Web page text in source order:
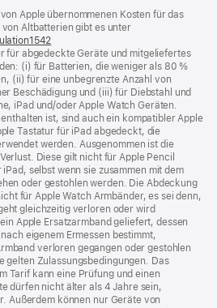
Apple übernommenen Kosten für das
Altbatterien gibt es unter
ein
neues
Fenster)
für abgedeckte Geräte und mitgeliefertes
(i) für Batterien, die weniger als 80 %
(ii) für eine unbegrenzte Anzahl von
Beschädigung und (iii) für Diebstahl und
iPad und/oder Apple Watch Geräten.
ist, sind auch ein kompatibler Apple
Tastatur für iPad abgedeckt, die
werden. Ausgenommen ist die
Diese gilt nicht für Apple Pencil
selbst wenn sie zusammen mit dem
oder gestohlen werden. Die Abdeckung
für Apple Watch Armbänder, es sei denn,
gleichzeitig verloren oder wird
Apple Ersatzarmband geliefert, dessen
eigenem Ermessen bestimmt,
verloren gegangen oder gestohlen
gelten Zulassungsbedingungen. Das
Tarif kann eine Prüfung und einen
dürfen nicht älter als 4 Jahre sein,
Außerdem können nur Geräte von